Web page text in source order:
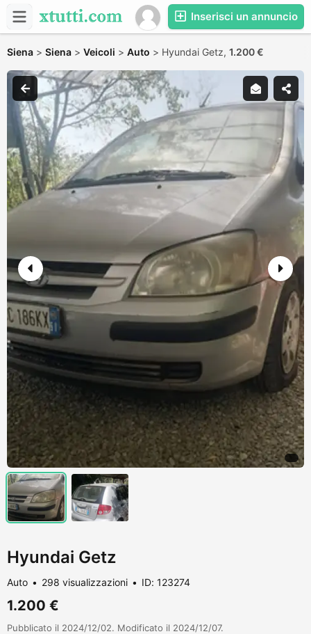
Inserisci un annuncio
Siena > Siena > Veicoli > Auto > Hyundai Getz, 1.200 €
Hyundai Getz
Auto 298 visualizzazioni ID: 123274
1.200 €
Pubblicato il 2024/12/02. Modificato il 2024/12/07.